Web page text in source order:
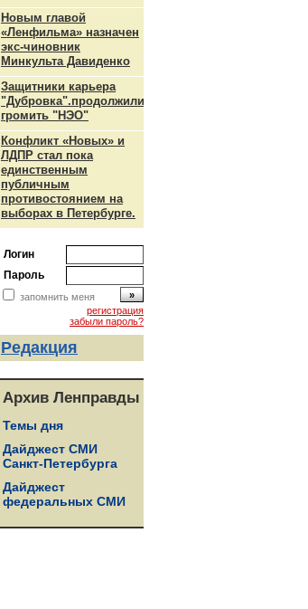
Новым главой
«Ленфильма» назначен
экс-чиновник
Минкульта Давиденко
Защитники карьера
"Дубровка".продолжили
громить "НЭО"
Конфликт «Новых» и
ЛДПР стал пока
единственным
публичным
противостоянием на
выборах в Петербурге.
Логин
Пароль
запомнить меня
регистрация
забыли пароль?
Редакция
Архив Ленправды
Темы дня
Дайджест СМИ
Санкт-Петербурга
Дайджест
федеральных СМИ